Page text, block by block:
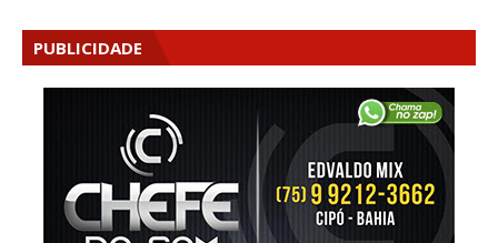
PUBLICIDADE